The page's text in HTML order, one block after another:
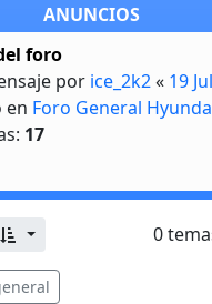
ANUNCIOS
foro
por ice_2k2« 19
en Foro General
17
0